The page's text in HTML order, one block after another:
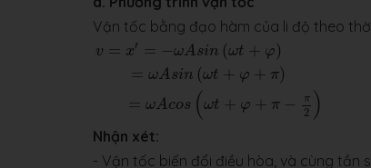
Vận tốc bằng đạo hàm của li độ theo
v = x′ = −ωAsin (ωt + φ)
= ωAsin (ωt + φ + π)
= ωAcos (ωt + φ + π − π
2 )
− n( ω + ) ω (
Nhận xét:
- Vận tốc biến đổi điều hòa, và cùng tần